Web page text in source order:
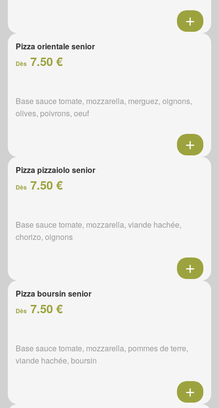
Pizza orientale senior
Dès 7.50 €
Base sauce tomate, mozzarella, merguez, oignons,
olives, poivrons, oeuf
Pizza pizzaiolo senior
Dès 7.50 €
Base sauce tomate, mozzarella, viande hachée,
chorizo, oignons
Pizza boursin senior
Dès 7.50 €
Base sauce tomate, mozzarella, pommes de terre,
viande hachée, boursin